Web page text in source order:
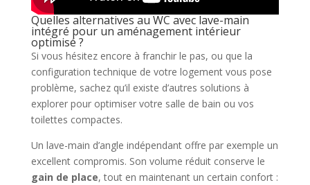
Quelles alternatives au WC avec lave-main
intégré pour un aménagement intérieur
optimisé ?
Si vous hésitez encore à franchir le pas, ou que la
configuration technique de votre logement vous pose
problème, sachez qu’il existe d’autres solutions à
explorer pour optimiser votre salle de bain ou vos
toilettes compactes.
Un lave-main d’angle indépendant offre par exemple un
excellent compromis. Son volume réduit conserve le
gain de place, tout en maintenant un certain confort :